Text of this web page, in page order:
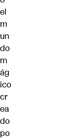
el
m
un
do
m
ág
ico
cr
ea
do
po